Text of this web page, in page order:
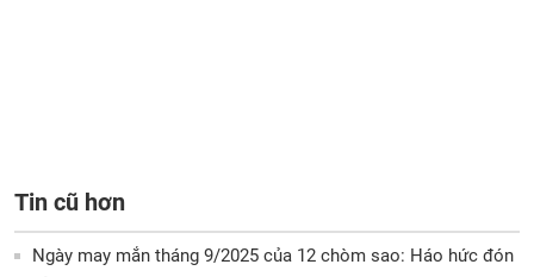
Tin cũ hơn
Ngày may mắn tháng 9/2025 của 12 chòm sao: Háo hức đón